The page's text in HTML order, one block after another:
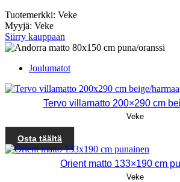
Tuotemerkki: Veke
Myyjä: Veke
Siirry kauppaan
Joulumatot
Tervo villamatto 200×290 cm
Veke
Osta täältä
Orient matto 133×190 cm
Veke